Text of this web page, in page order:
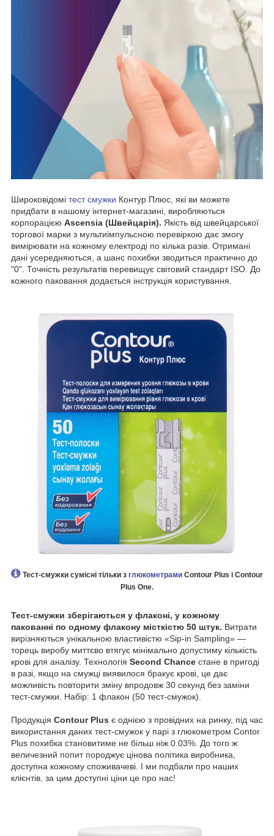
Широковідомі тест смужки Контур Плюс, які ви можете
придбати в нашому інтернет-магазині, виробляються
корпорацією Ascensia (Швейцарія). Якість від швейцарської
торгової марки з мультиімпульсною перевіркою дає змогу
вимірювати на кожному електроді по кілька разів. Отримані
дані усередняються, а шанс похибки зводиться практично до
"0". Точність результатів перевищує світовий стандарт ISO. До
кожного паковання додається інструкція користування.
Тест-смужки сумісні тільки з глюкометрами Contour Plus і Contour
Plus One.
Тест-смужки зберігаються у флаконі, у кожному
пакованні по одному флакону місткістю 50 штук. Витрати
вирізняються унікальною властивістю «Sip-in Sampling» —
торець виробу миттєво втягує мінімально допустиму кількість
крові для аналізу. Технологія Second Chance стане в пригоді
в разі, якщо на смужці виявилося бракує крові, це дає
можливість повторити зміну впродовж 30 секунд без заміни
тест-смужки. Набір: 1 флакон (50 тест-смужок).
Продукція Contour Plus є однією з провідних на ринку, під час
використання даних тест-смужок у парі з глюкометром Contor
Plus похибка становитиме не більш ніж 0.03%. До того ж
величезний попит породжує цінова політика виробника,
доступна кожному споживачеві. І ми подбали про наших
клієнтів, за цим доступні ціни це про нас!